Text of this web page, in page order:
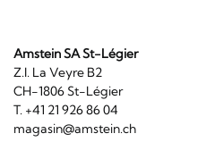
Amstein SA St-Légier
Z.I. La Veyre B2
CH-1806 St-Légier
T. +41 21 926 86 04
magasin@amstein.ch